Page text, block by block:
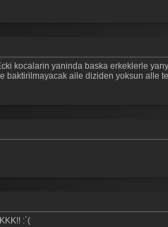
kocalarin yaninda baska erkeklerle
baktirilmayacak aile diziden yoksun alle
:`(